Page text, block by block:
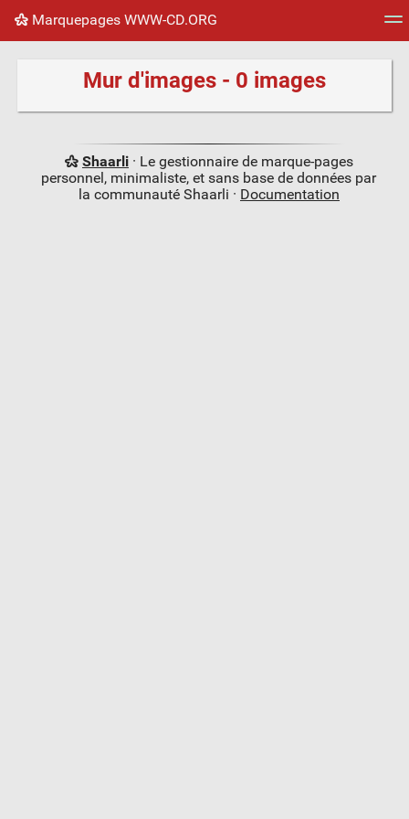
Marquepages WWW-CD.ORG
Flux
Mur d'images - 0 images
Shaarli· Le gestionnaire de marque-pages
personnel, minimaliste, et sans base de données par
la communauté Shaarli · Documentation